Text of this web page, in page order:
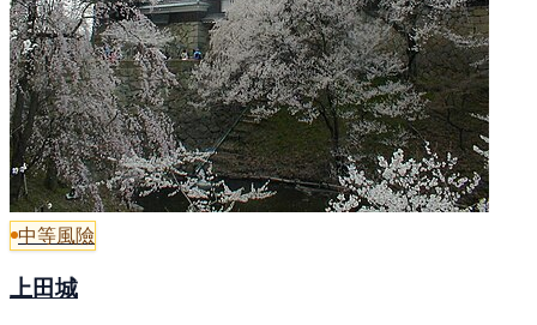
中等風險
上田城